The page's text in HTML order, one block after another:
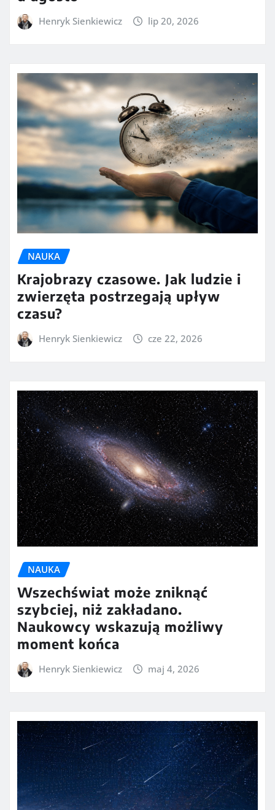
Henryk Sienkiewicz lip 20, 2026
NAUKA
Krajobrazy czasowe. Jak ludzie i
zwierzęta postrzegają upływ
czasu?
Henryk Sienkiewicz cze 22, 2026
NAUKA
Wszechświat może zniknąć
szybciej, niż zakładano.
Naukowcy wskazują możliwy
moment końca
Henryk Sienkiewicz maj 4, 2026